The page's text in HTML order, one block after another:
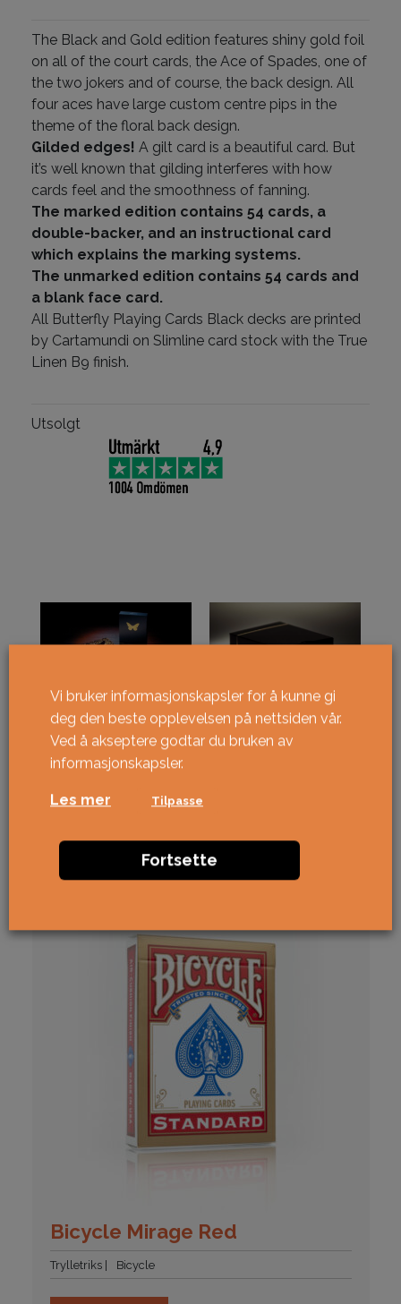
The Black and Gold edition features shiny gold foil
on all of the court cards, the Ace of Spades, one of
the two jokers and of course, the back design. All
four aces have large custom centre pips in the
theme of the floral back design.
Gilded edges! A gilt card is a beautiful card. But
it’s well known that gilding interferes with how
cards feel and the smoothness of fanning.
The marked edition contains 54 cards, a
double-backer, and an instructional card
which explains the marking systems.
The unmarked edition contains 54 cards and
a blank face card.
All Butterfly Playing Cards Black decks are printed
by Cartamundi on Slimline card stock with the True
Linen B9 finish.
Utsolgt
Relaterte produkter
Bicycle Mirage Red
Trylletriks Bicycle
Vi bruker informasjonskapsler for å kunne gi
deg den beste opplevelsen på nettsiden vår.
Ved å akseptere godtar du bruken av
informasjonskapsler.
Les mer Tilpasse
Fortsette